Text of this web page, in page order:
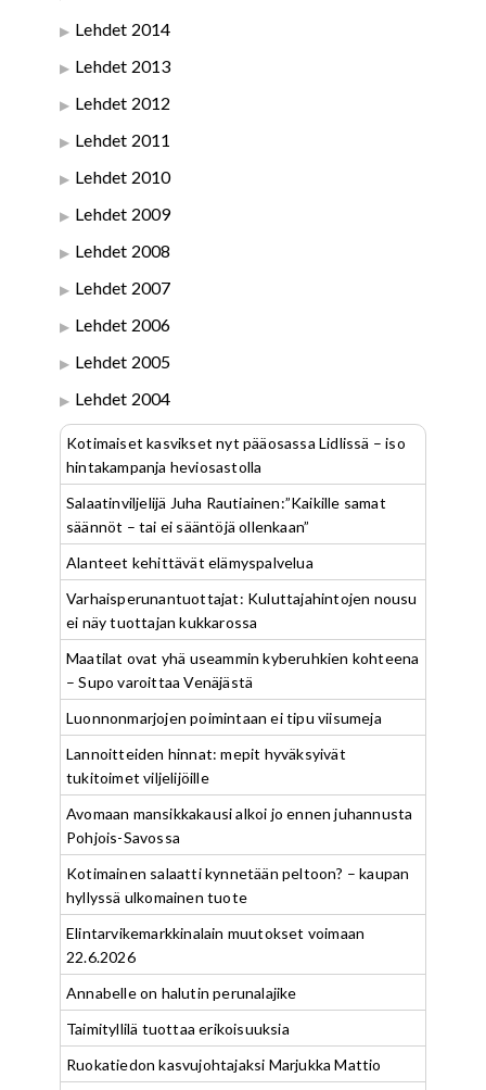
Lehdet 2014
Lehdet 2013
Lehdet 2012
Lehdet 2011
Lehdet 2010
Lehdet 2009
Lehdet 2008
Lehdet 2007
Lehdet 2006
Lehdet 2005
Lehdet 2004
Kotimaiset kasvikset nyt pääosassa Lidlissä – iso
hintakampanja heviosastolla
Salaatinviljelijä Juha Rautiainen:”Kaikille samat
säännöt – tai ei sääntöjä ollenkaan”
Alanteet kehittävät elämyspalvelua
Varhaisperunantuottajat: Kuluttajahintojen nousu
ei näy tuottajan kukkarossa
Maatilat ovat yhä useammin kyberuhkien kohteena
– Supo varoittaa Venäjästä
Luonnonmarjojen poimintaan ei tipu viisumeja
Lannoitteiden hinnat: mepit hyväksyivät
tukitoimet viljelijöille
Avomaan mansikkakausi alkoi jo ennen juhannusta
Pohjois-Savossa
Kotimainen salaatti kynnetään peltoon? – kaupan
hyllyssä ulkomainen tuote
Elintarvikemarkkinalain muutokset voimaan
22.6.2026
Annabelle on halutin perunalajike
Taimityllilä tuottaa erikoisuuksia
Ruokatiedon kasvujohtajaksi Marjukka Mattio